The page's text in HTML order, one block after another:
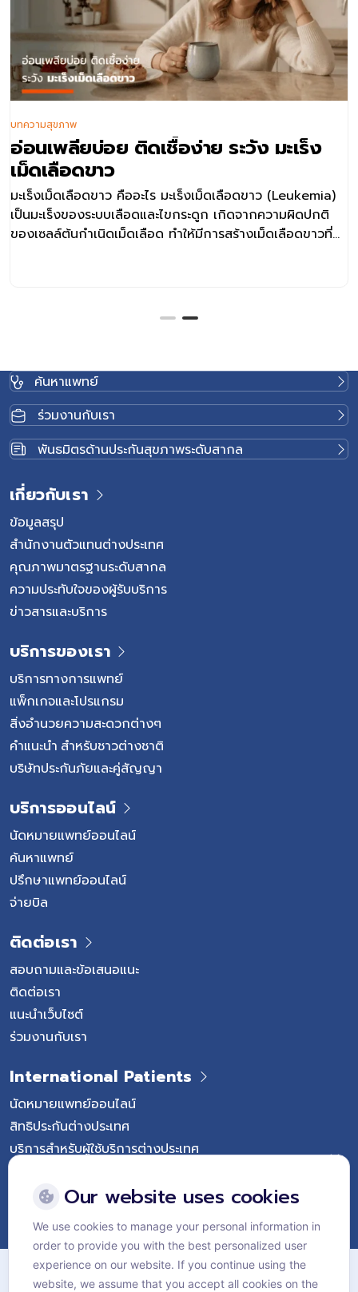
อ่อนเพลียบ่อย ติดเชื้อง่าย ระวัง มะเร็ง
เม็ดเลือดขาว
มะเร็งเม็ดเลือดขาว คืออะไร มะเร็งเม็ดเลือดขาว (Leukemia)
เป็นมะเร็งของระบบเลือดและไขกระดูก เกิดจากความผิดปกติ
ของเซลล์ต้นกำเนิดเม็ดเลือด ทำให้มีการสร้างเม็ดเลือดขาวที่
รุนแรง และแนวทางการรักษาจะแตกต่างกันตามชนิดของมะเร็ง
เม็ดเลือดขาว รวมถึงสุขภาพโดยรวมของผู้ป่วยแต่ละราย
มะเร็งเม็ดเลือดขาวมีกี่ประเภท โดยทั่วไป มะเร็งเม็ดเลือดขาว
สามารถแบ่งตามลักษณะการดำเนินโรคได้เป็น 2 กลุ่มหลัก
มะเร็งเม็ดเลือดขาวชนิดเฉียบพลัน (Acute Leukemia) เป็น
ชนิดที่เซลล์มะเร็งเพิ่มจำนวนอย่างรวดเร็ว อาการมักเกิดขึ้น
ภายในระยะเวลาไม่นาน ผู้ป่วยมักมีอาการชัดเจนและจำเป็นต้อง
ได้รับการรักษาอย่างรวดเร็ว มะเร็งเม็ดเลือดขาวชนิดเรื้อรัง
(Chronic Leukemia) เป็นชนิดที่ดำเนินโรคค่อนข้างช้า ผู้ป่วย
บางรายอาจยังไม่มีอาการผิดปกติในระยะแรก และตรวจพบจาก
การตรวจเลือดหรือการตรวจสุขภาพประจำปี อาการของ มะเร็ง
เม็ดเลือดขาว อาการของมะเร็งเม็ดเลือดขาวอาจค่อย ๆ เกิด
ขึ้นหรือเกิดขึ้นอย่างรวดเร็ว ขึ้นอยู่กับชนิดของโรค ภาวะเม็ด
เลือดแดงลดลงทำให้ร่างกายได้รับออกซิเจนไม่เพียงพอ ส่งผล
จำนวนเม็ดเลือดขาวอาจสูงขึ้น แต่เซลล์เหล่านั้นไม่สามารถทำ
หน้าที่ป้องกันเชื้อโรคได้อย่างมีประสิทธิภาพ เมื่อเกล็ดเลือดลด
ลง ผู้ป่วยอาจมีเลือดกำเดาไหล เลือดออกตามไรฟัน หรือมีจุด
เลือดออกใต้ผิวหนังได้ง่าย […]
บทความสุขภาพ
ค้นหาแพทย์
ร่วมงานกับเรา
พันธมิตรด้านประกันสุขภาพระดับสากล
เกี่ยวกับเรา
ข้อมูลสรุป
สำนักงานตัวแทนต่างประเทศ
คุณภาพมาตรฐานระดับสากล
ความประทับใจของผู้รับบริการ
ข่าวสารและบริการ
บริการของเรา
บริการทางการแพทย์
แพ็กเกจและโปรแกรม
สิ่งอำนวยความสะดวกต่างๆ
คำแนะนำ สำหรับชาวต่างชาติ
บริษัทประกันภัยและคู่สัญญา
บริการออนไลน์
นัดหมายแพทย์ออนไลน์
ค้นหาแพทย์
ปรึกษาแพทย์ออนไลน์
จ่ายบิล
ติดต่อเรา
สอบถามและข้อเสนอแนะ
ติดต่อเรา
แนะนำเว็บไซต์
ร่วมงานกับเรา
International Patients
นัดหมายแพทย์ออนไลน์
สิทธิประกันต่างประเทศ
บริการสำหรับผู้ใช้บริการต่างประเทศ
Follow Vejthani International Hospital
แผนผังเว็บไซต์
Our website uses cookies
We use cookies to manage your personal information in
order to provide you with the best personalized user
experience on our website. If you continue using the
website, we assume that you accept all cookies on the